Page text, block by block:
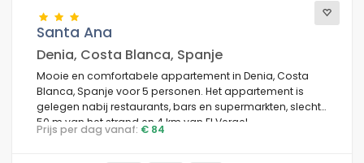
Santa Ana
Denia, Costa Blanca, Spanje
Mooie en comfortabele appartement in Denia, Costa
Blanca, Spanje voor 5 personen. Het appartement is
gelegen nabij restaurants, bars en supermarkten, slechts
50 m van het strand en 4 km van El Vergel.
Prijs per dag vanaf: € 84